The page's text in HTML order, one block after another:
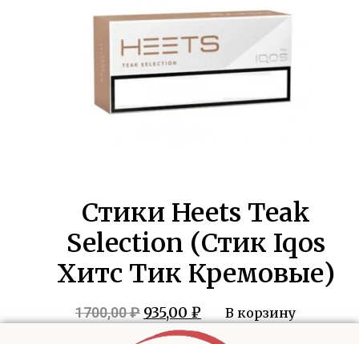
Стики Heets Teak
Selection (Стик Iqos
Хитс Тик Кремовые)
1700,00₽ Первоначальная
цена
935,00 ₽ Текущая
цена:
В корзину